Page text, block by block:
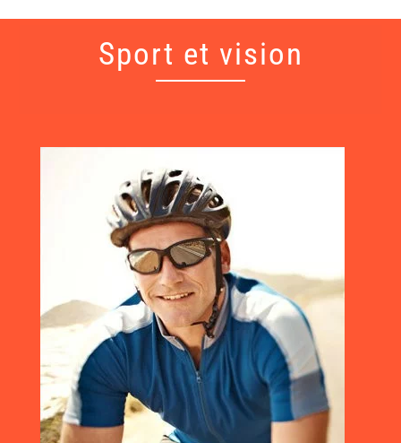
Sport et vision